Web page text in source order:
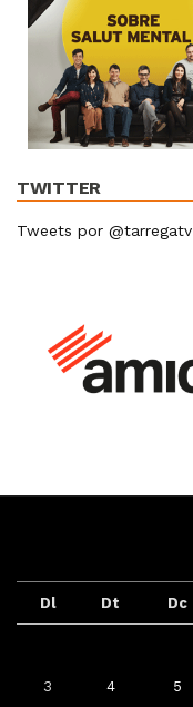
TWITTER
Tweets por @tarregatv
Dl Dt Dc
3 4 5